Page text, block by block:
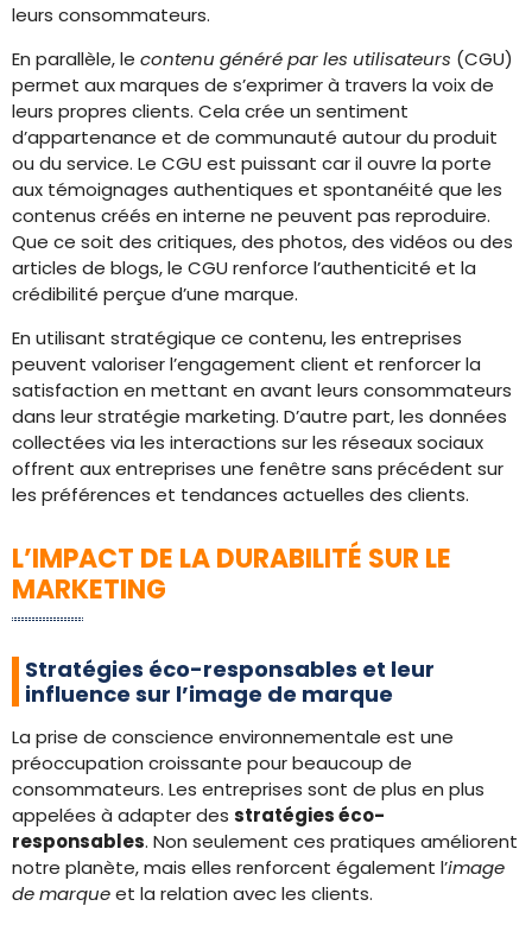
leurs consommateurs.
En parallèle, le contenu généré par les utilisateurs (CGU)
permet aux marques de s’exprimer à travers la voix de
leurs propres clients. Cela crée un sentiment
d’appartenance et de communauté autour du produit
ou du service. Le CGU est puissant car il ouvre la porte
aux témoignages authentiques et spontanéité que les
contenus créés en interne ne peuvent pas reproduire.
Que ce soit des critiques, des photos, des vidéos ou des
articles de blogs, le CGU renforce l’authenticité et la
crédibilité perçue d’une marque.
En utilisant stratégique ce contenu, les entreprises
peuvent valoriser l’engagement client et renforcer la
satisfaction en mettant en avant leurs consommateurs
dans leur stratégie marketing. D’autre part, les données
collectées via les interactions sur les réseaux sociaux
offrent aux entreprises une fenêtre sans précédent sur
les préférences et tendances actuelles des clients.
L’IMPACT DE LA DURABILITÉ SUR LE
MARKETING
Stratégies éco-responsables et leur
influence sur l’image de marque
La prise de conscience environnementale est une
préoccupation croissante pour beaucoup de
consommateurs. Les entreprises sont de plus en plus
appelées à adapter des stratégies éco-
responsables. Non seulement ces pratiques améliorent
notre planète, mais elles renforcent également l’image
de marqueet la relation avec les clients.